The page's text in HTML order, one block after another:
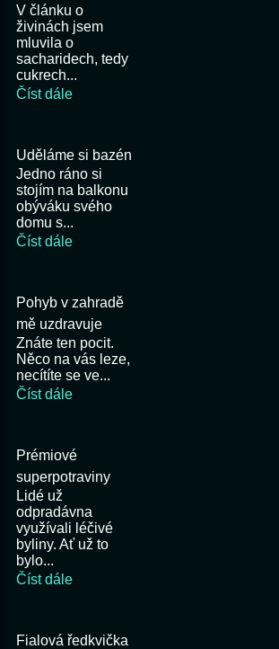
V článku o
živinách jsem
mluvila o
sacharidech, tedy
cukrech...
Číst dále
Uděláme si bazén
Jedno ráno si
stojím na balkonu
obýváku svého
domu s...
Číst dále
Pohyb v zahradě
mě uzdravuje
Znáte ten pocit.
Něco na vás leze,
necítíte se ve...
Číst dále
Prémiové
superpotraviny
Lidé už
odpradávna
využívali léčivé
byliny. Ať už to
bylo...
Číst dále
Fialová ředkvička